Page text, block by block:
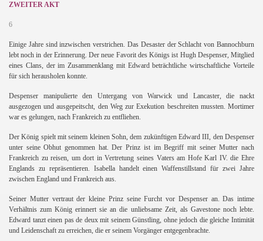
ZWEITER AKT
6
Einige Jahre sind inzwischen verstrichen. Das Desaster der Schlacht von Bannochburn
lebt noch in der Erinnerung. Der neue Favorit des Königs ist Hugh Despenser, Mitglied
eines Clans, der im Zusammenklang mit Edward beträchtliche wirtschaftliche Vorteile
für sich herausholen konnte.
Despenser manipulierte den Untergang von Warwick und Lancaster, die nackt
ausgezogen und ausgepeitscht, den Weg zur Exekution beschreiten mussten. Mortimer
war es gelungen, nach Frankreich zu entfliehen.
Der König spielt mit seinem kleinen Sohn, dem zukünftigen Edward III, den Despenser
unter seine Obhut genommen hat. Der Prinz ist im Begriff mit seiner Mutter nach
Frankreich zu reisen, um dort in Vertretung seines Vaters am Hofe Karl IV. die Ehre
Englands zu repräsentieren. Isabella handelt einen Waffenstillstand für zwei Jahre
zwischen England und Frankreich aus.
Seiner Mutter vertraut der kleine Prinz seine Furcht vor Despenser an. Das intime
Verhältnis zum König erinnert sie an die unliebsame Zeit, als Gavestone noch lebte.
Edward tanzt einen pas de deux mit seinem Günstling, ohne jedoch die gleiche Intimität
und Leidenschaft zu erreichen, die er seinem Vorgänger entgegenbrachte.